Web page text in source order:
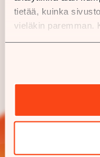
tietää, kuinka
vieläkin paremman.